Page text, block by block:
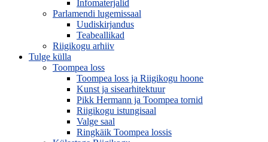
Infomaterjalid
Parlamendi lugemissaal
Uudiskirjandus
Teabeallikad
Riigikogu arhiiv
Tulge külla
Toompea loss
Toompea loss ja Riigikogu hoone
Kunst ja sisearhitektuur
Pikk Hermann ja Toompea tornid
Riigikogu istungisaal
Valge saal
Ringkäik Toompea lossis